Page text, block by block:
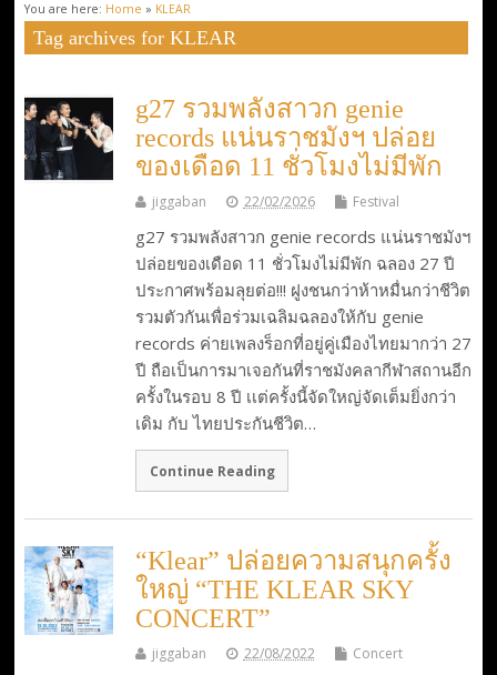
You are here: Home » KLEAR
Tag archives for KLEAR
g27 รวมพลังสาวก genie
records แน่นราชมังฯ ปล่อย
ของเดือด 11 ชั่วโมงไม่มีพัก
jiggaban 22/02/2026 Festival
g27 รวมพลังสาวก genie records แน่นราชมังฯ
ปล่อยของเดือด 11 ชั่วโมงไม่มีพัก ฉลอง 27 ปี
ประกาศพร้อมลุยต่อ!!! ฝูงชนกว่าห้าหมื่นกว่าชีวิต
รวมตัวกันเพื่อร่วมเฉลิมฉลองให้กับ genie
records ค่ายเพลงร็อกที่อยู่คู่เมืองไทยมากว่า 27
ปี ถือเป็นการมาเจอกันที่ราชมังคลากีฬาสถานอีก
ครั้งในรอบ 8 ปี เเต่ครั้งนี้จัดใหญ่จัดเต็มยิ่งกว่า
เดิม กับ ไทยประกันชีวิต…
Continue Reading
“Klear” ปล่อยความสนุกครั้ง
ใหญ่ “THE KLEAR SKY
CONCERT”
jiggaban 22/08/2022 Concert